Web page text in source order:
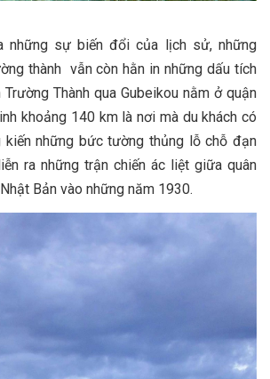
những sự biến đổi của lịch sử, những
thành vẫn còn hằn in những dấu tích
Thành qua Gubeikou nằm ở quận
khoảng 140 km là nơi mà du khách có
kiến những bức tường thủng lỗ chỗ đạn
ra những trận chiến ác liệt giữa quân
Bản vào những năm 1930.